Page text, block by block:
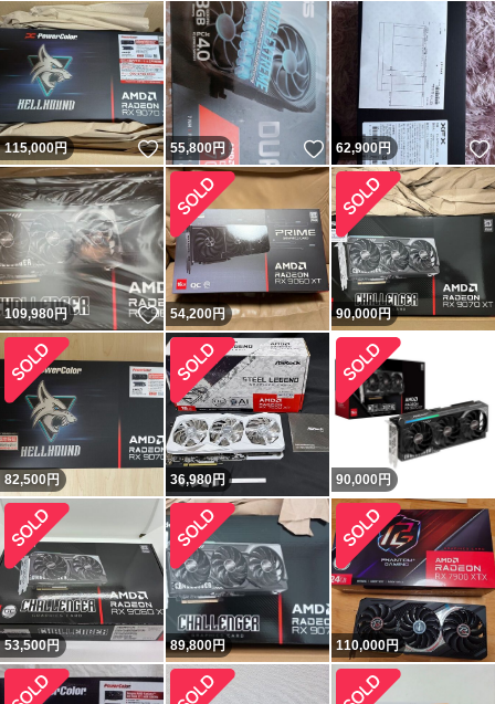
115,000円 いいね！
55,800円 いいね！
62,900円
109,980円 いいね！
54,200円 90,000円
82,500円 36,980円 90,000 円
53,500円 89,800円 110,000円